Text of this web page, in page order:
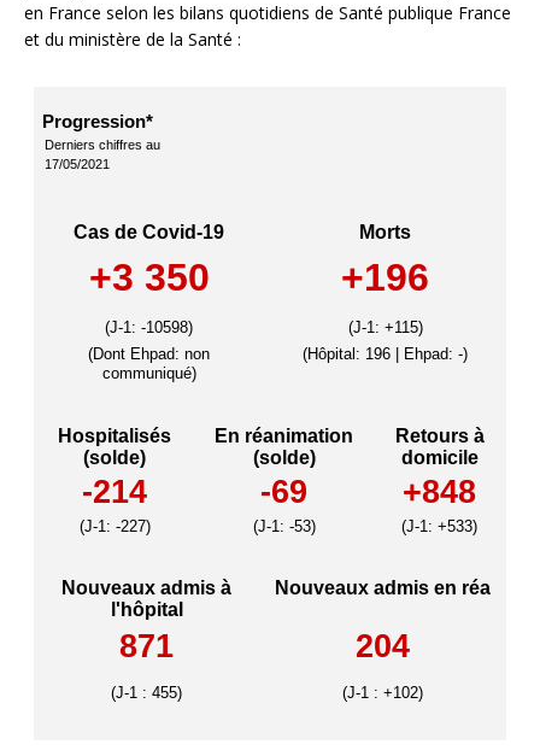
en France selon les bilans quotidiens de Santé publique France
et du ministère de la Santé :